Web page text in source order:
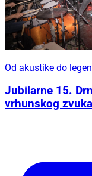
Od akustike do
Jubilarne 15.
vrhunskog zvuka